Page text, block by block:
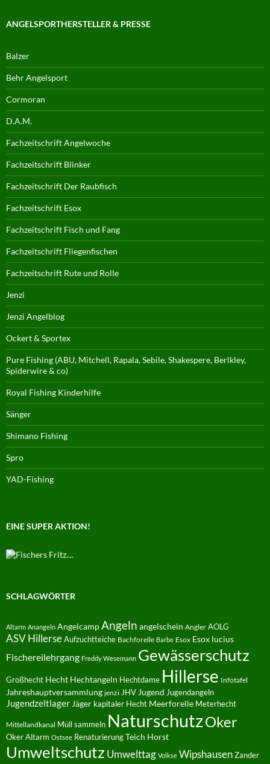
ANGELSPORTHERSTELLER & PRESSE
Balzer
Behr Angelsport
Cormoran
D.A.M.
Fachzeitschrift Angelwoche
Fachzeitschrift Blinker
Fachzeitschrift Der Raubfisch
Fachzeitschrift Esox
Fachzeitschrift Fisch und Fang
Fachzeitschrift Fliegenfischen
Fachzeitschrift Rute und Rolle
Jenzi
Jenzi Angelblog
Ockert & Sportex
Pure Fishing (ABU, Mitchell, Rapala, Sebile, Shakespere, Berlkley,
Spiderwire & co)
Royal Fishing Kinderhilfe
Sänger
Shimano Fishing
Spro
YAD-Fishing
EINE SUPER AKTION!
SCHLAGWÖRTER
Altarm Anangeln AngelcampAngeln angelschein Angler AOLG
ASV HillerseAufzuchtteiche Bachforelle Barbe Esox Esox lucius
Fischereilehrgang Freddy Wesemann Gewässerschutz
Großhecht Hecht Hechtangeln Hechtdame Hillerse Infotafel
Jahreshauptversammlung jenzi JHV Jugend Jugendangeln
Jugendzeltlager Jäger kapitaler Hecht Meerforelle Meterhecht
Mittellandkanal Müll sammeln NaturschutzOker
Oker Altarm Ostsee RenaturierungTeich Horst
Umweltschutz Umwelttag Volkse WipshausenZander